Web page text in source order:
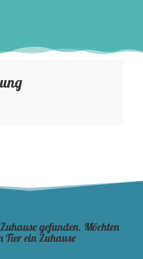
gefunden. Möchten
Tier ein Zuhause